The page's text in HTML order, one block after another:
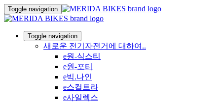
Toggle navigation
Toggle navigation
새로운 전기자전거에 대하여..
e원-식스티
e원-포티
e빅.나인
e스컬트라
e사일렉스